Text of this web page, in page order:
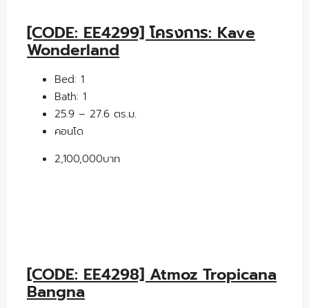
[CODE: EE4299] โครงการ: Kave
Wonderland
Bed: 1
Bath: 1
25.9 – 27.6 ตร.ม.
คอนโด
2,100,000บาท
[CODE: EE4298] Atmoz Tropicana
Bangna